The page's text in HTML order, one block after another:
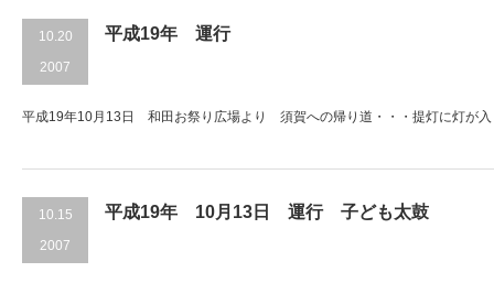
10.20
2007
平成19年 運行
平成19年10月13日 和田お祭り広場より 須賀への帰り道・・・提灯に灯が
10.15
2007
平成19年 10月13日 運行 子ども太鼓